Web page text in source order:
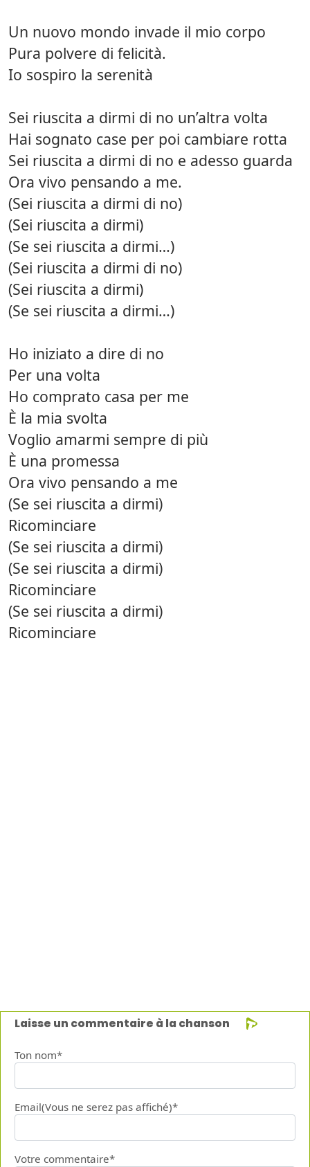
Un nuovo mondo invade il mio corpo
Pura polvere di felicità.
Io sospiro la serenità
Sei riuscita a dirmi di no un’altra volta
Hai sognato case per poi cambiare rotta
Sei riuscita a dirmi di no e adesso guarda
Ora vivo pensando a me.
(Sei riuscita a dirmi di no)
(Sei riuscita a dirmi)
(Se sei riuscita a dirmi…)
(Sei riuscita a dirmi di no)
(Sei riuscita a dirmi)
(Se sei riuscita a dirmi…)
Ho iniziato a dire di no
Per una volta
Ho comprato casa per me
È la mia svolta
Voglio amarmi sempre di più
È una promessa
Ora vivo pensando a me
(Se sei riuscita a dirmi)
Ricominciare
(Se sei riuscita a dirmi)
(Se sei riuscita a dirmi)
Ricominciare
(Se sei riuscita a dirmi)
Ricominciare
Laisse un commentaire à la chanson
Ton nom*
Email(Vous ne serez pas affiché)*
Votre commentaire*